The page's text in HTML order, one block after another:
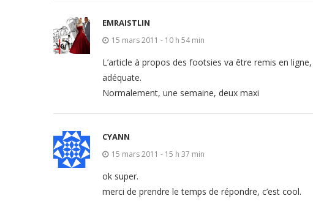
EMRAISTLIN
15 mars 2011 - 10 h 54 min
L’article à propos des footsies va être remis en
adéquate.
Normalement, une semaine, deux maxi
CYANN
15 mars 2011 - 15 h 37 min
ok super.
merci de prendre le temps de répondre, c’est cool.